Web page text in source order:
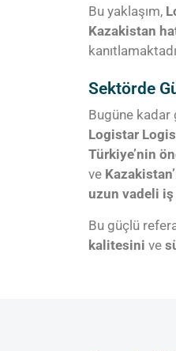
Bu yaklaşım,
Kazakistan
Sektörde
Bugüne
Logistar
Türkiye’nin
ve
uzun vadeli
Bu güçlü
kalitesini ve